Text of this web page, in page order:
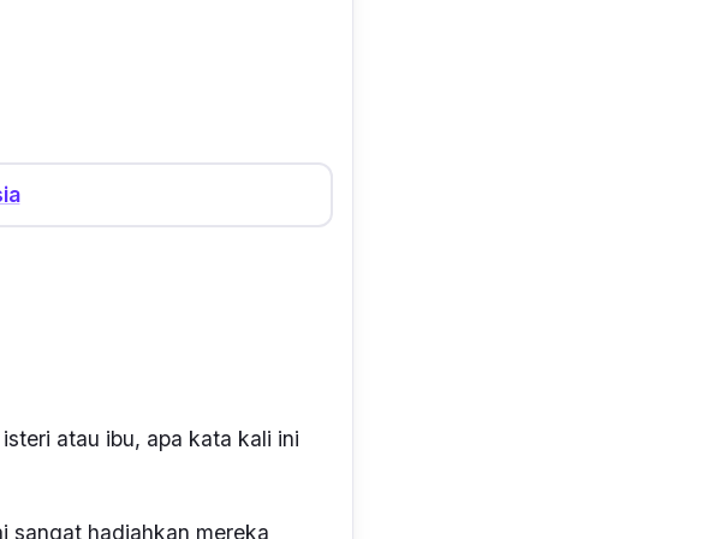
atau ibu, apa kata kali ini
sangat hadiahkan mereka